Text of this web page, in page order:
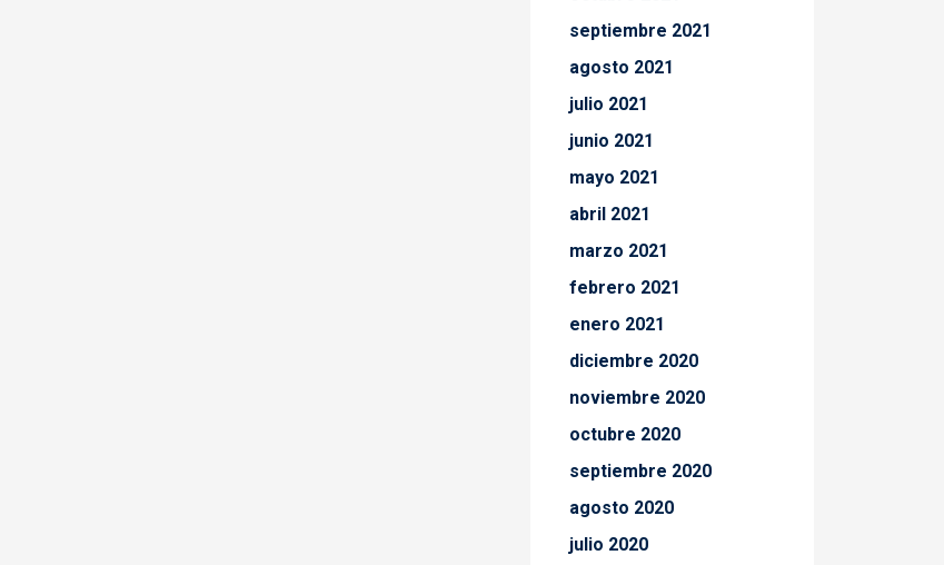
septiembre 2021
agosto 2021
julio 2021
junio 2021
mayo 2021
abril 2021
marzo 2021
febrero 2021
enero 2021
diciembre 2020
noviembre 2020
octubre 2020
septiembre 2020
agosto 2020
julio 2020